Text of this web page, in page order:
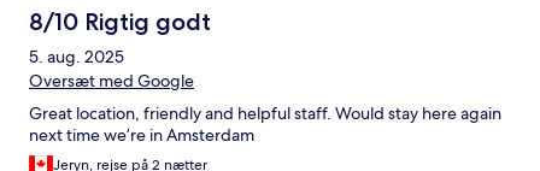
8/10 Rigtig godt
5. aug. 2025
Oversæt med Google
Great location, friendly and helpful staff. Would stay here again
next time we’re in Amsterdam
Jeryn, rejse på 2 nætter